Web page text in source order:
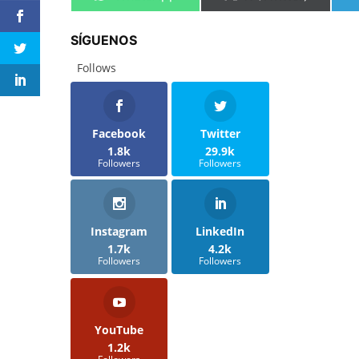
SÍGUENOS
Follows
Facebook
1.8k
Followers
Twitter
29.9k
Followers
Instagram
1.7k
Followers
LinkedIn
4.2k
Followers
YouTube
1.2k